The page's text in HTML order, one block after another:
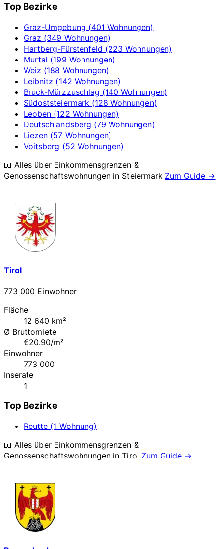
Top Bezirke
Graz-Umgebung (401 Wohnungen)
Graz (349 Wohnungen)
Hartberg-Fürstenfeld (223 Wohnungen)
Murtal (199 Wohnungen)
Weiz (188 Wohnungen)
Leibnitz (142 Wohnungen)
Bruck-Mürzzuschlag (140 Wohnungen)
Südoststeiermark (128 Wohnungen)
Leoben (122 Wohnungen)
Deutschlandsberg (79 Wohnungen)
Liezen (57 Wohnungen)
Voitsberg (52 Wohnungen)
📖 Alles über Einkommensgrenzen &
Genossenschaftswohnungen in Steiermark Zum Guide →
Tirol
773 000 Einwohner
Fläche
12 640 km²
Ø Bruttomiete
€20.90/m²
Einwohner
773 000
Inserate
1
Top Bezirke
Reutte (1 Wohnung)
📖 Alles über Einkommensgrenzen &
Genossenschaftswohnungen inTirol Zum Guide →